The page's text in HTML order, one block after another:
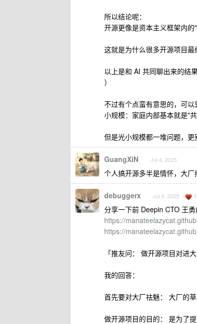
所以结论呢：
开源更像是资本主义框架内的
这就是为什么很多开源项目最
以上是和 AI 共同聊出来的结
）
不过有个点蛮有意思的，可以
小规模：家庭内部基本就是"
但是光小规模都一堆问题，更
GuangXiN Jul 4, 2025
个人搞开源多半是情怀，大厂
debuggerx Jul 4, 2025 1
分享一下前 Deepin CTO 王勇
https://
https://
「推友问： 做开源项目对进
我的回答：
首先要对大厂祛魅： 大厂的
做开源项目的目的： 是为了